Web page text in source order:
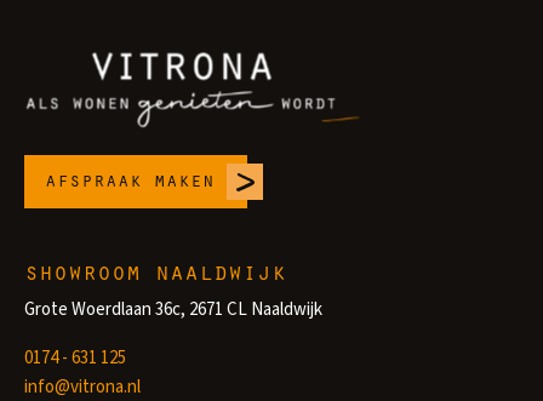
afspraak maken
showroom naaldwijk
Grote Woerdlaan 36c, 2671 CL Naaldwijk
0174 - 631 125
info@vitrona.nl